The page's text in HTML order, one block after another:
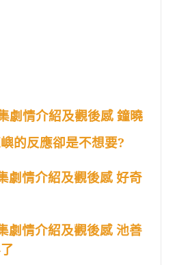
劇情介紹及觀後感 鐘曉
的反應卻是不想要?
劇情介紹及觀後感 好奇
劇情介紹及觀後感 池善